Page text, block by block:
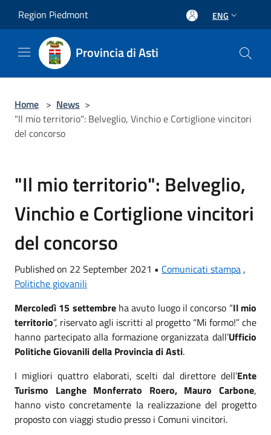
Region Piedmont ENG
Provincia di Asti
Home > News >
"Il mio territorio": Belveglio, Vinchio e Cortiglione vincitori
del concorso
"Il mio territorio": Belveglio,
Vinchio e Cortiglione vincitori
del concorso
Published on 22 September 2021 • Comunicati stampa ,
Politiche giovanili
Mercoledì 15 settembreha avuto luogo il concorso “Il mio
territorio”, riservato agli iscritti al progetto “Mi formo!” che
hanno partecipato alla formazione organizzata dall’Ufficio
Politiche Giovanili della Provincia di Asti.
I migliori quattro elaborati, scelti dal direttore dell’Ente
Turismo Langhe Monferrato Roero, Mauro Carbone,
hanno visto concretamente la realizzazione del progetto
proposto con viaggi studio presso i Comuni vincitori.